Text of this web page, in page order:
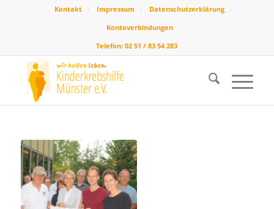
Kontakt Impressum
Datenschutzerklärung
Kontoverbindungen
Telefon: 02 51 / 83 54 283